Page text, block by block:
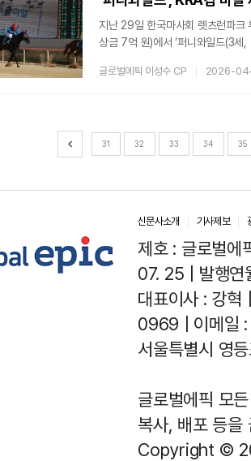
지난 29일 한국마사회 렛츠런파
상금 7억 원)에서 ‘퍼니와일드(3세
질주의 출발을 알렸다.이날 경주는
글로벌에픽 이성수 CP 2026-
31 32 33 34 35
신문사소개 기사제보
제호 : 글로벌
07. 25 | 발행연
대표이사 : 강
0969 | 이메일
서울특별시 영
글로벌에픽 모
복사, 배포 등을
Copyright ©